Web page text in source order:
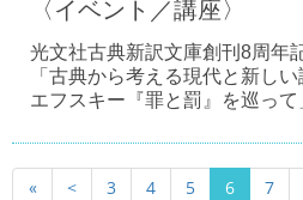
〈イベント／講座〉
光文社古典新訳文庫創刊8周年
「古典から考える現代と新し
エフスキー『罪と罰』を巡って
« < 3 4 5 6 7